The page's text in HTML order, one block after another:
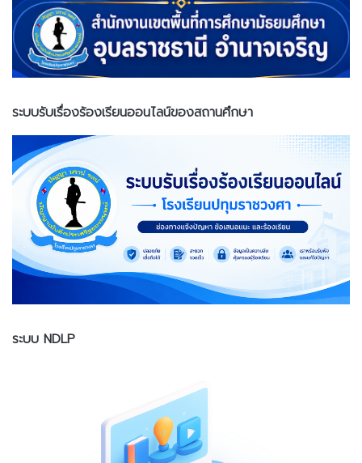
ระบบรับเรื่องร้องเรียนออนไลน์ของสถานศึกษา
ระบบ NDLP